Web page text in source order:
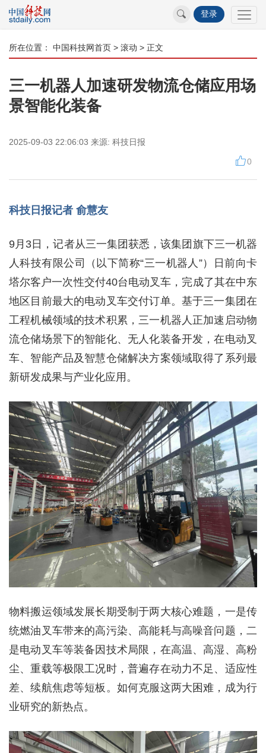
登录
所在位置： 中国科技网首页 > 滚动 > 正文
三一机器人加速研发物流仓储应用场
景智能化装备
2025-09-03 22:06:03 来源: 科技日报
0
科技日报记者 俞慧友
9月3日，记者从三一集团获悉，该集团旗下三一机器
人科技有限公司（以下简称“三一机器人”）日前向卡
塔尔客户一次性交付40台电动叉车，完成了其在中东
地区目前最大的电动叉车交付订单。基于三一集团在
工程机械领域的技术积累，三一机器人正加速启动物
流仓储场景下的智能化、无人化装备开发，在电动叉
车、智能产品及智慧仓储解决方案领域取得了系列最
新研发成果与产业化应用。
物料搬运领域发展长期受制于两大核心难题，一是传
统燃油叉车带来的高污染、高能耗与高噪音问题，二
是电动叉车等装备因技术局限，在高温、高湿、高粉
尘、重载等极限工况时，普遍存在动力不足、适应性
差、续航焦虑等短板。如何克服这两大困难，成为行
业研究的新热点。